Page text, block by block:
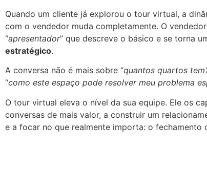
Quando um cliente já explorou o tour virtual, a
com o vendedor muda completamente. O
“apresentador” que descreve o básico e se torna
estratégico.
A conversa não é mais sobre “quantos quartos
“como este espaço pode resolver meu problema
O tour virtual eleva o nível da sua equipe. Ele os
conversas de mais valor, a construir um
e a focar no que realmente importa: o fechamento